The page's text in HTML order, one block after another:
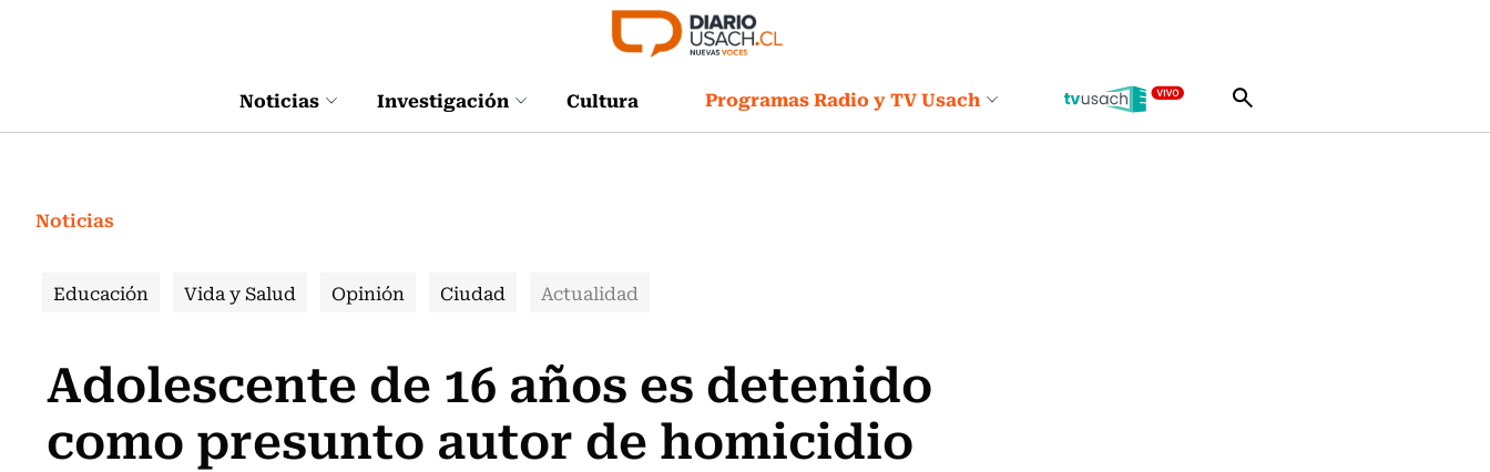
Noticias Investigación Cultura Programas Radio y TV Usach
Noticias
Educación Vida y Salud Opinión Ciudad Actualidad
Adolescente de 16 años es detenido
como presunto autor de homicidio